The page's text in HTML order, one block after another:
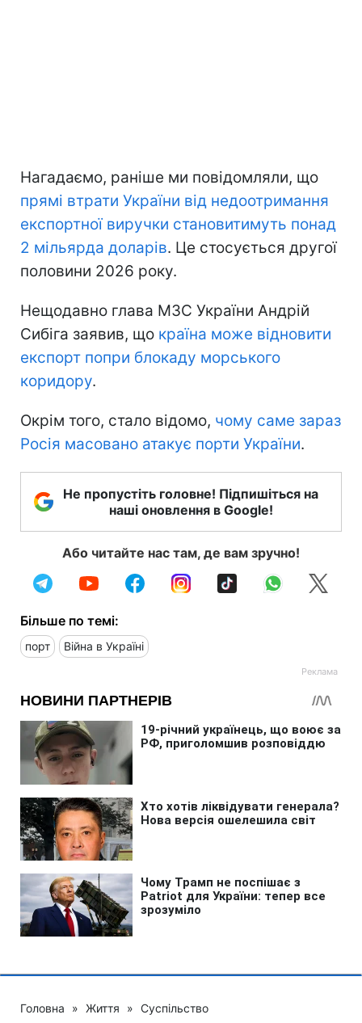
Нагадаємо, раніше ми повідомляли, що
прямі втрати України від недоотримання
експортної виручки становитимуть понад
2 мільярда доларів. Це стосується другої
половини 2026 року.
Нещодавно глава МЗС України Андрій
Сибіга заявив, що країна може відновити
експорт попри блокаду морського
коридору.
Окрім того, стало відомо, чому саме зараз
Росія масовано атакує порти України.
Не пропустіть головне! Підпишіться на
наші оновлення в Google!
Або читайте нас там, де вам зручно!
Більше по темі:
порт Війна в Україні
Головна » Життя » Суспільство